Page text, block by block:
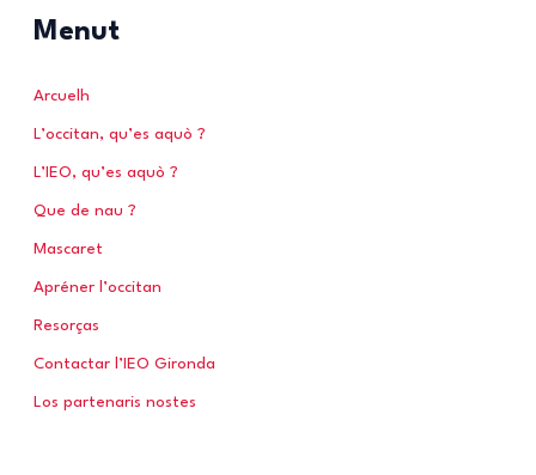
r
h
e
Menut
Arcuelh
L’occitan, qu’es aquò ?
L’IEO, qu’es aquò ?
Que de nau ?
Mascaret
Apréner l’occitan
Resorças
Contactar l’IEO Gironda
Los partenaris nostes